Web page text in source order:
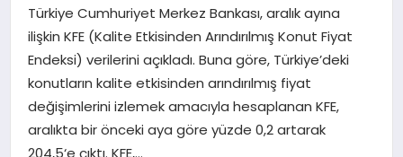
YAŞAM
Türkiye Cumhuriyet Merkez Bankası, aralık ayına
ilişkin KFE (Kalite Etkisinden Arındırılmış Konut Fiyat
Endeksi) verilerini açıkladı. Buna göre, Türkiye’deki
konutların kalite etkisinden arındırılmış fiyat
değişimlerini izlemek amacıyla hesaplanan KFE,
aralıkta bir önceki aya göre yüzde 0,2 artarak
204,5‘e çıktı. KFE,…